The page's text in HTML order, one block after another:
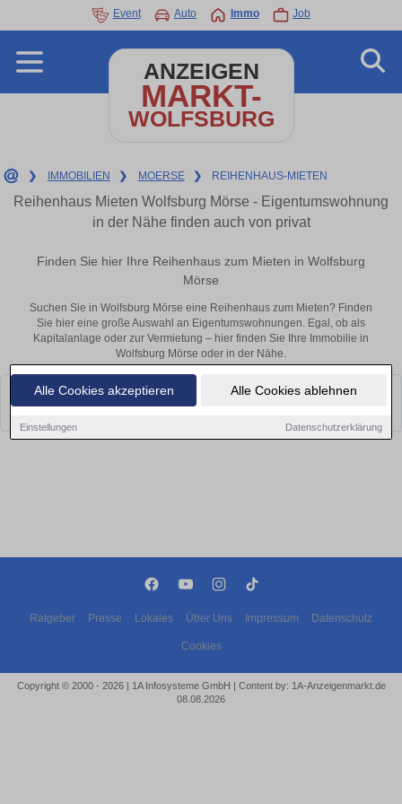
Alle Cookies akzeptieren Alle Cookies ablehnen
Einstellungen Datenschutzerklärung
Event Auto Immo Job
ANZEIGEN
MARKT-
WOLFSBURG
❯ IMMOBILIEN ❯ MOERSE ❯ REIHENHAUS-MIETEN
Reihenhaus Mieten Wolfsburg Mörse - Eigentumswohnung
in der Nähe finden auch von privat
Finden Sie hier Ihre Reihenhaus zum Mieten in Wolfsburg
Mörse
Suchen Sie in Wolfsburg Mörse eine Reihenhaus zum Mieten? Finden
Sie hier eine große Auswahl an Eigentumswohnungen. Egal, ob als
Kapitalanlage oder zur Vermietung – hier finden Sie Ihre Immobilie in
Wolfsburg Mörse oder in der Nähe.
Leider konnten wir derzeit keine passenden Objekte finden. Schauen Sie
bald wieder vorbei!
Ratgeber Presse Lokales Über Uns Impressum Datenschutz
Cookies
Copyright © 2000 - 2026 | 1A Infosysteme GmbH | Content by: 1A-Anzeigenmarkt.de
08.08.2026